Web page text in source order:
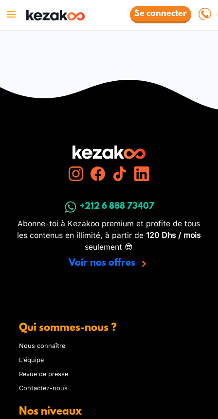
Se connecter
+212 6 888 73407
Abonne-toi à Kezakoo premium et profite de tous
les contenus en illimité, à partir de 120 Dhs / mois
seulement 😎
Voir nos offres
Qui sommes-nous ?
Nous connaître
L'équipe
Revue de presse
Contactez-nous
Nos niveaux